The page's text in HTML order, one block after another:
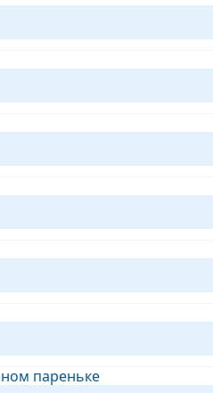
пареньке